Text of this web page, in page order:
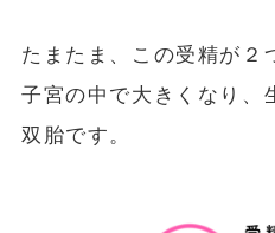
たまたま、この受精が２
子宮の中で大きくなり、
双胎です。